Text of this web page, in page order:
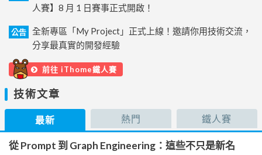
人賽】8 月 1 日賽事正式開啟！
公告
全新專區「My Project」正式上線！邀請你用技術交流，
分享最真實的開發經驗
前往 iThome鐵人賽
技術文章
最新 熱門 鐵人賽
從 Prompt 到 Graph Engineering：這些不只是新名